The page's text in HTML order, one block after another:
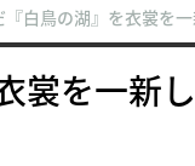
白鳥の湖』を衣裳を
裳を一新し